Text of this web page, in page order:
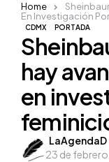
CDMX PORTADA
hay
en
Posted
by
LaAgendaD
23 de
Home
En Investigación